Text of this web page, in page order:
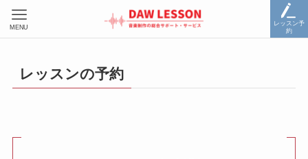
レッスン予
約
MENU
レッスンの予約